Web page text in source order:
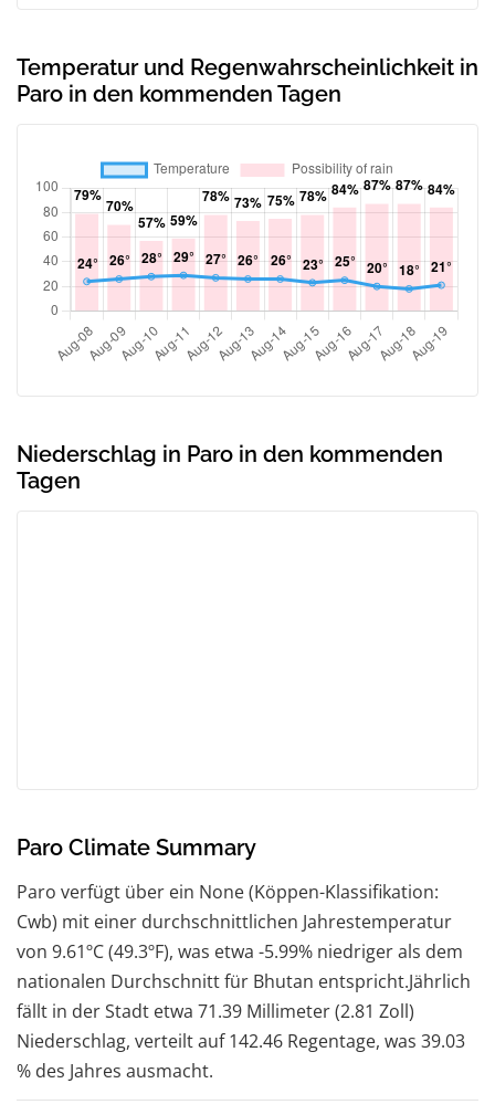
Temperatur und Regenwahrscheinlichkeit in
Paro in den kommenden Tagen
Niederschlag in Paro in den kommenden
Tagen
Paro Climate Summary
Paro verfügt über ein None (Köppen-Klassifikation:
Cwb) mit einer durchschnittlichen Jahrestemperatur
von 9.61ºC (49.3ºF), was etwa -5.99% niedriger als dem
nationalen Durchschnitt für Bhutan entspricht.Jährlich
fällt in der Stadt etwa 71.39 Millimeter (2.81 Zoll)
Niederschlag, verteilt auf 142.46 Regentage, was 39.03
% des Jahres ausmacht.